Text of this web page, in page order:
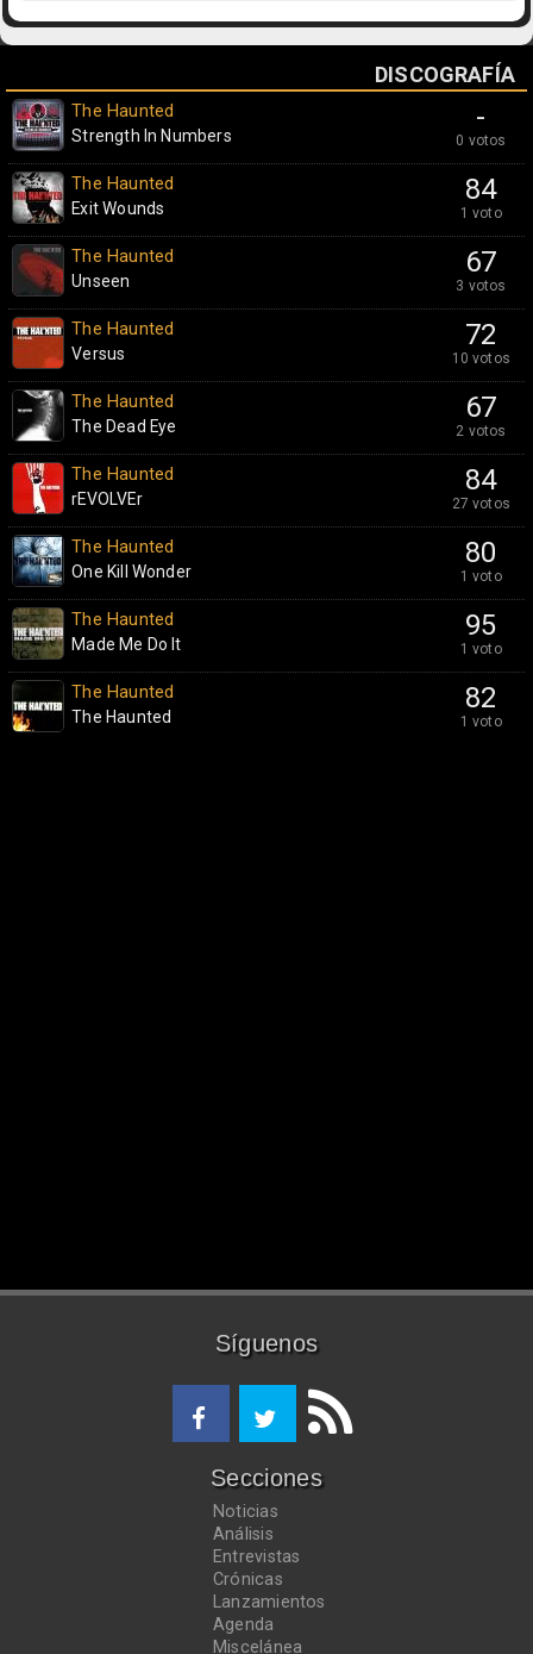
DISCOGRAFÍA
-
0 votos
The Haunted
Strength In Numbers
84
1 voto
The Haunted
Exit Wounds
67
3 votos
The Haunted
Unseen
72
10 votos
The Haunted
Versus
67
2 votos
The Haunted
The Dead Eye
84
27 votos
The Haunted
rEVOLVEr
80
1 voto
The Haunted
One Kill Wonder
95
1 voto
The Haunted
Made Me Do It
82
1 voto
The Haunted
The Haunted
Síguenos
Secciones
Noticias
Análisis
Entrevistas
Crónicas
Lanzamientos
Agenda
Miscelánea